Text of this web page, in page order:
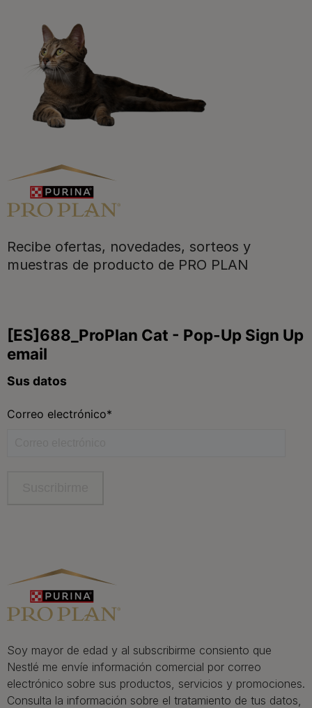
Recibe ofertas, novedades, sorteos y
muestras de producto de PRO PLAN
Soy mayor de edad y al subscribirme consiento que
Nestlé me envíe información comercial por correo
electrónico sobre sus productos, servicios y promociones.
Consulta la información sobre el tratamiento de tus datos,
Purina
Para nuestros socios
Gestión de Derechos